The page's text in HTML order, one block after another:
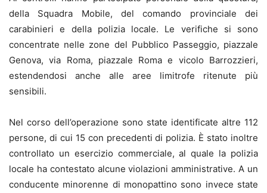
della Squadra Mobile, del comando provinciale dei
carabinieri e della polizia locale. Le verifiche si sono
concentrate nelle zone del Pubblico Passeggio, piazzale
Genova, via Roma, piazzale Roma e vicolo Barrozzieri,
estendendosi anche alle aree limitrofe ritenute più
sensibili.
Nel corso dell’operazione sono state identificate altre 112
persone, di cui 15 con precedenti di polizia. È stato inoltre
controllato un esercizio commerciale, al quale la polizia
locale ha contestato alcune violazioni amministrative. A un
conducente minorenne di monopattino sono invece state